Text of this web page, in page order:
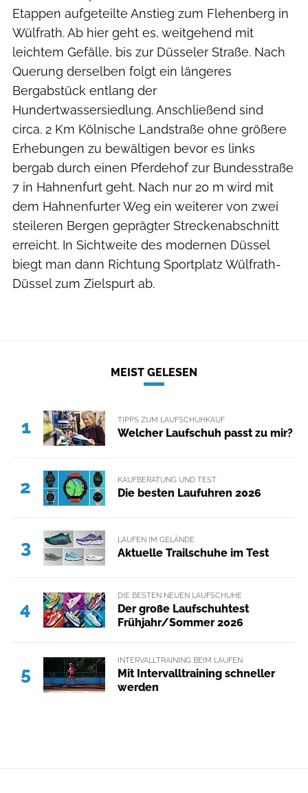
Etappen aufgeteilte Anstieg zum Flehenberg in
Wülfrath. Ab hier geht es, weitgehend mit
leichtem Gefälle, bis zur Düsseler Straße. Nach
Querung derselben folgt ein längeres
Bergabstück entlang der
Hundertwassersiedlung. Anschließend sind
circa. 2 Km Kölnische Landstraße ohne größere
Erhebungen zu bewältigen bevor es links
bergab durch einen Pferdehof zur Bundesstraße
7 in Hahnenfurt geht. Nach nur 20 m wird mit
dem Hahnenfurter Weg ein weiterer von zwei
steileren Bergen geprägter Streckenabschnitt
erreicht. In Sichtweite des modernen Düssel
biegt man dann Richtung Sportplatz Wülfrath-
Düssel zum Zielspurt ab.
MEIST GELESEN
1 TIPPS ZUM LAUFSCHUHKAUF
Welcher Laufschuh passt zu mir?
2 KAUFBERATUNG UND TEST
Die besten Laufuhren 2026
3 LAUFEN IM GELÄNDE
Aktuelle Trailschuhe im Test
4
DIE BESTEN NEUEN LAUFSCHUHE
Der große Laufschuhtest
Frühjahr/Sommer 2026
5
INTERVALLTRAINING BEIM LAUFEN
Mit Intervalltraining schneller
werden